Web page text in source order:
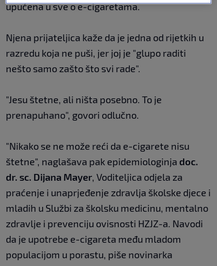
upućena u sve o e-cigaretama.
Njena prijateljica kaže da je jedna od rijetkih u
razredu koja ne puši, jer joj je "glupo raditi
nešto samo zašto što svi rade".
"Jesu štetne, ali ništa posebno. To je
prenapuhano", govori odlučno.
"Nikako se ne može reći da e-cigarete nisu
štetne", naglašava pak epidemiologinja doc.
dr. sc. Dijana Mayer, Voditeljica odjela za
praćenje i unaprjeđenje zdravlja školske djece i
mladih u Službi za školsku medicinu, mentalno
zdravlje i prevenciju ovisnosti HZJZ-a. Navodi
da je upotrebe e-cigareta među mladom
populacijom u porastu, piše novinarka